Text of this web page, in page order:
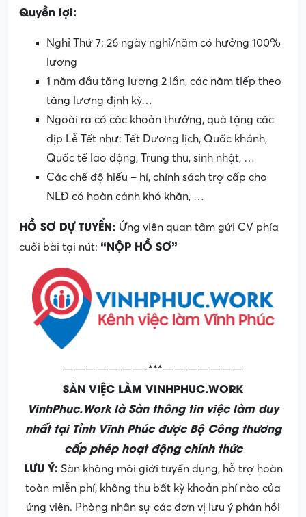
Quyền lợi:
Nghỉ Thứ 7: 26 ngày nghỉ/năm có hưởng 100%
lương
1 năm đầu tăng lương 2 lần, các năm tiếp theo
tăng lương định kỳ…
Ngoài ra có các khoản thưởng, quà tặng các
dịp Lễ Tết như: Tết Dương lịch, Quốc khánh,
Quốc tế lao động, Trung thu, sinh nhật, …
Các chế độ hiếu – hỉ, chính sách trợ cấp cho
NLĐ có hoàn cảnh khó khăn, …
HỒ SƠ DỰ TUYỂN: Ứng viên quan tâm gửi CV phía
cuối bài tại nút: “NỘP HỒ SƠ”
———————-***———————
SÀN VIỆC LÀM VINHPHUC.WORK
VinhPhuc.Work là Sàn thông tin việc làm duy
nhất tại Tỉnh Vĩnh Phúc được Bộ Công thương
cấp phép hoạt động chính thức
LƯU Ý: Sàn không môi giới tuyển dụng, hỗ trợ hoàn
toàn miễn phí, không thu bất kỳ khoản phí nào của
ứng viên. Phòng nhân sự các đơn vị lưu ý phản hồi